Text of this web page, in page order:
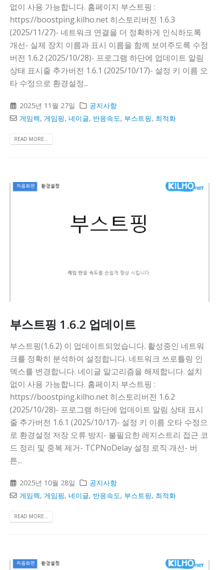
없이 사용 가능합니다. 홈페이지 부스트핑 :
https://boostping.kilho.net 히스토리버전 1.6.3
(2025/11/27)- 네트워크 연결을 더 정확하게 인식하도록
개선- 실제 장치 이름과 표시 이름을 함께 보여주도록 수정
버전 1.6.2 (2025/10/28)- 프로그램 하단에 업데이트 알림
상태 표시줄 추가버전 1.6.1 (2025/10/17)- 설정 키 이름 오
타 수정으로 환경설정...
2025년 11월 27일
공지사항
게임렉, 게임핑, 네이글, 반응속도, 부스트핑, 최적화
READ MORE...
부스트핑 1.6.2 업데이트
부스트핑(1.6.2) 이 업데이트되었습니다. 활성중인 네트워
크를 정확히 분석하여 설정합니다. 네트워크 쓰로틀링 인
덱스를 변경합니다. 네이글 알고리즘을 해제합니다. 설치
없이 사용 가능합니다. 홈페이지 부스트핑 :
https://boostping.kilho.net 히스토리버전 1.6.2
(2025/10/28)- 프로그램 하단에 업데이트 알림 상태 표시
줄 추가버전 1.6.1 (2025/10/17)- 설정 키 이름 오타 수정으
로 환경설정 저장 오류 방지- 불필요한 레지스트리 접근 코
드 정리 및 중복 제거- TCPNoDelay 설정 로직 개선- 버
튼...
2025년 10월 28일
공지사항
게임렉, 게임핑, 네이글, 반응속도, 부스트핑, 최적화
READ MORE...